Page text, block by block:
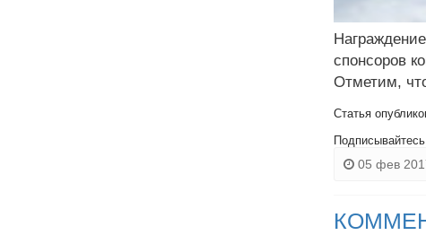
спонсоров
Отметим,
Статья
05 фев